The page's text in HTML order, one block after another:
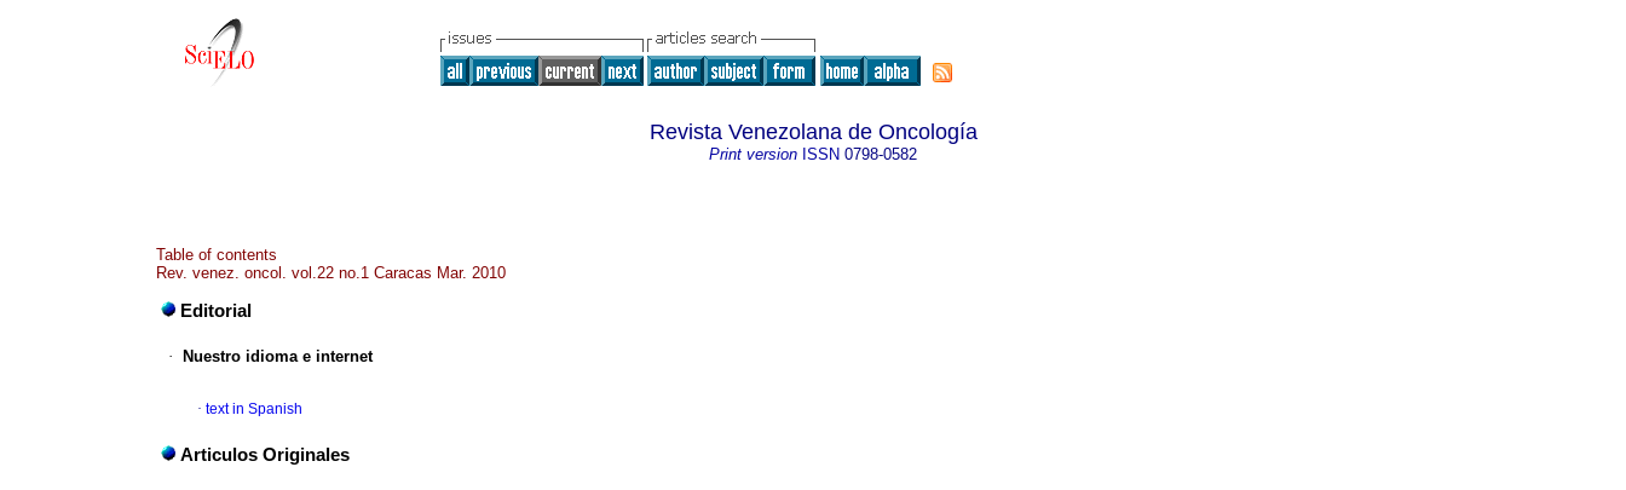
Revista Venezolana de Oncología
Print version ISSN 0798-0582
Table of contents
Rev. venez. oncol. vol.22 no.1 Caracas Mar. 2010
Editorial
· Nuestro idioma e internet
· text in Spanish
Articulos Originales